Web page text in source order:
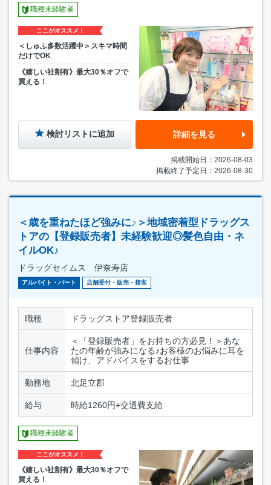
職種未経験者
ここがオススメ！
＜しゅふ多数活躍中＞スキマ時間
だけでOK
《嬉しい社割有》最大30％オフで
買える！
検討リストに追加 詳細を見る
掲載開始日：2026-08-03
掲載終了予定日：2026-08-30
＜歳を重ねたほど強みに♪＞地域密着型ドラッグス
トアの【登録販売者】未経験歓迎◎髪色自由・ネ
イルOK♪
ドラッグセイムス 伊奈寿店
アルバイト・パート 店舗受付・販売・接客
職種 ドラッグストア登録販売者
仕事内容
＜「登録販売者」をお持ちの方必見！＞あな
たの年齢が強みになる♪お客様のお悩みに耳を
傾け、アドバイスをするお仕事
勤務地 北足立郡
給与 時給1260円+交通費支給
職種未経験者
ここがオススメ！
《嬉しい社割有》最大30％オフで
買える！